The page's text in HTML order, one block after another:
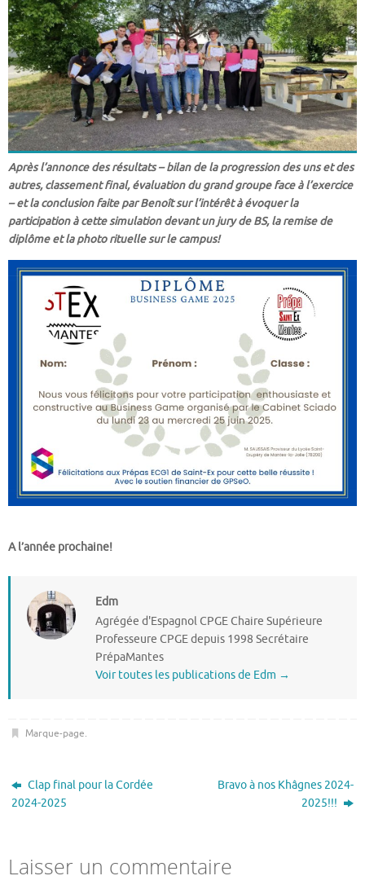
Après l’annonce des résultats – bilan de la progression des uns et des
autres, classement final, évaluation du grand groupe face à l’exercice
– et la conclusion faite par Benoît sur l’intérêt à évoquer la
participation à cette simulation devant un jury de BS, la remise de
diplôme et la photo rituelle sur le campus!
A l’année prochaine!
Edm
Agrégée d'Espagnol CPGE Chaire Supérieure
Professeure CPGE depuis 1998 Secrétaire
PrépaMantes
Voir toutes les publications de Edm →
Marque-page.
Clap final pour la Cordée
2024-2025
Bravo à nos Khâgnes 2024-
2025!!!
Laisser un commentaire